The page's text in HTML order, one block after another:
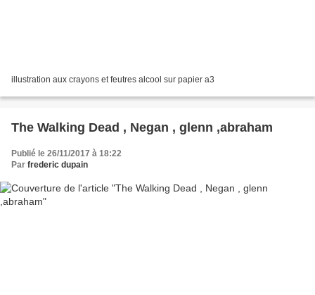
illustration aux crayons et feutres alcool sur papier a3
The Walking Dead , Negan , glenn ,abraham
Publié le 26/11/2017 à 18:22
Par frederic dupain